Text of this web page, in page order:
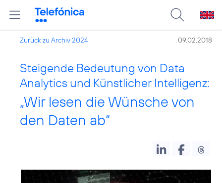
Zurück zu Archiv 2024 09.02.2018
Steigende Bedeutung von Data
Analytics und Künstlicher Intelligenz:
„Wir lesen die Wünsche von
den Daten ab“